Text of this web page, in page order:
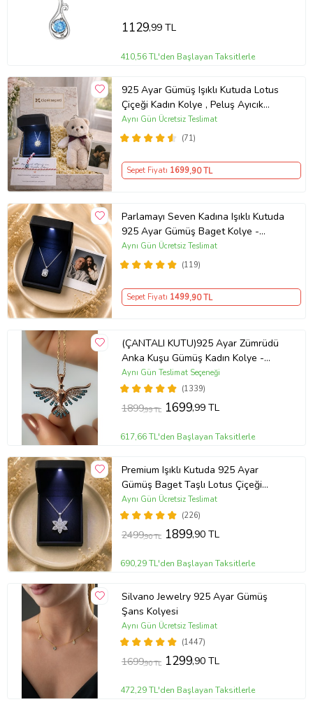
1129,99 TL
410,56 TL'den Başlayan Taksitlerle
925 Ayar Gümüş Işıklı Kutuda Lotus
Çiçeği Kadın Kolye , Peluş Ayıcık
Anahtarlık Marteniçka Bileklik,
Polaroid Fotoğraf Hediye
(71)
Aynı Gün Ücretsiz Teslimat
Sepet Fiyatı 1699,90 TL
Parlamayı Seven Kadına Işıklı Kutuda
925 Ayar Gümüş Baget Kolye -
Kişiye Özel Fotoğraf Hediye
(119)
Aynı Gün Ücretsiz Teslimat
Sepet Fiyatı 1499,90 TL
(ÇANTALI KUTU)925 Ayar Zümrüdü
Anka Kuşu Gümüş Kadın Kolye -
MAVİ
(1339)
Aynı Gün Teslimat Seçeneği
1899,99 TL 1699,99 TL
617,66 TL'den Başlayan Taksitlerle
Premium Işıklı Kutuda 925 Ayar
Gümüş Baget Taşlı Lotus Çiçeği
Kolye
(226)
Aynı Gün Ücretsiz Teslimat
2499,90 TL 1899,90 TL
690,29 TL'den Başlayan Taksitlerle
Silvano Jewelry 925 Ayar Gümüş
Şans Kolyesi
(1447)
Aynı Gün Ücretsiz Teslimat
1699,90 TL 1299,90 TL
472,29 TL'den Başlayan Taksitlerle